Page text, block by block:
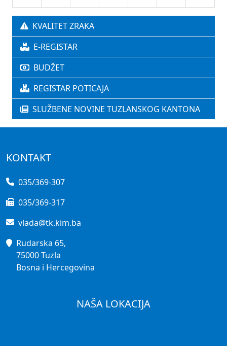
KVALITET ZRAKA
E-REGISTAR
BUDŽET
REGISTAR POTICAJA
SLUŽBENE NOVINE TUZLANSKOG KANTONA
KONTAKT
035/369-307
035/369-317
vlada@tk.kim.ba
Rudarska 65,
75000 Tuzla
Bosna i Hercegovina
NAŠA LOKACIJA